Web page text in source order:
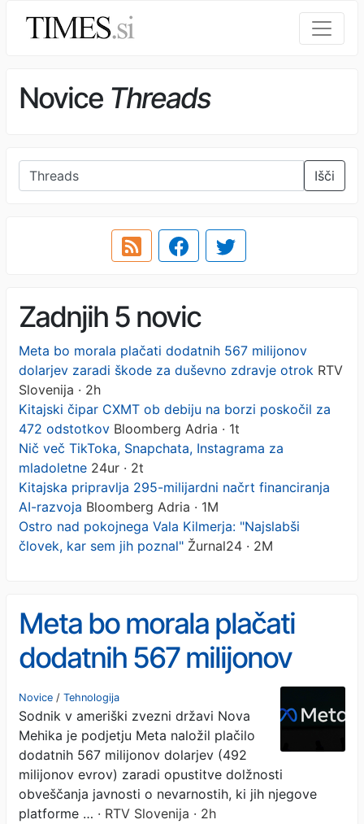
Novice Threads
Išči
Zadnjih 5 novic
Meta bo morala plačati dodatnih 567 milijonov
dolarjev zaradi škode za duševno zdravje otrok RTV
Slovenija · 2h
Kitajski čipar CXMT ob debiju na borzi poskočil za
472 odstotkov Bloomberg Adria · 1t
Nič več TikToka, Snapchata, Instagrama za
mladoletne 24ur · 2t
Kitajska pripravlja 295-milijardni načrt financiranja
AI-razvoja Bloomberg Adria · 1M
Ostro nad pokojnega Vala Kilmerja: "Najslabši
človek, kar sem jih poznal" Žurnal24 · 2M
Meta bo morala plačati
dodatnih 567 milijonov
dolarjev zaradi škode za
duševno zdravje otrok
Novice / Tehnologija
Sodnik v ameriški zvezni državi Nova
Mehika je podjetju Meta naložil plačilo
dodatnih 567 milijonov dolarjev (492
milijonov evrov) zaradi opustitve dolžnosti
obveščanja javnosti o nevarnostih, ki jih njegove
platforme … · RTV Slovenija · 2h